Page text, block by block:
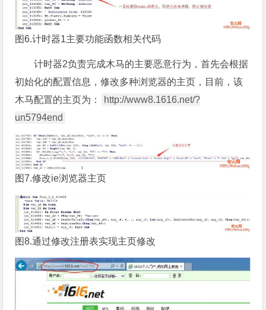
图6.计时器1主要功能函数相关代码
计时器2负责完成木马的主要恶意行为，首先会根据
初始化的配置信息，修改多种浏览器的主页，目前，该
木马配置的主页为：
http://www8.1616.net/?
un5794end
图7.修改ie浏览器主页
图8.通过修改注册表实现主页修改